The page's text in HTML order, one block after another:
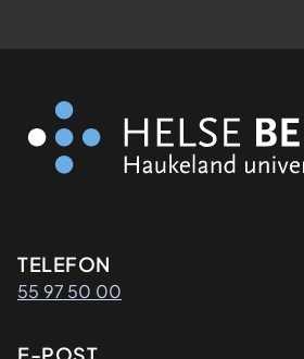
Kontaktinformasjon
TELEFON
55 97 50 00
E-POST